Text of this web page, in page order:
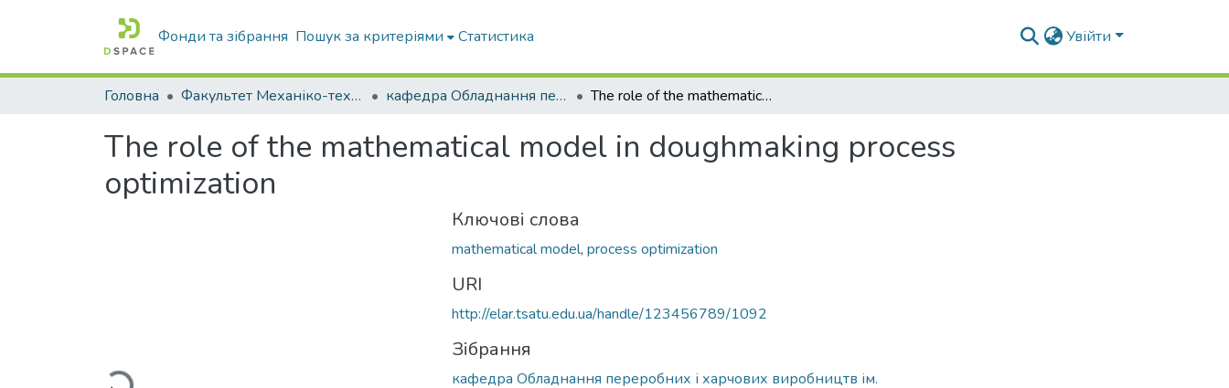
Фонди та зібрання Пошук за критеріями Статистика Увійти
Головна Факультет Механіко-технологічний кафедра Обладнання переробних і харчових виробництв ім. професора Ф.Ю. Ялпачика The role of the mathematical model in doughmaking process optimization
The role of the mathematical model in doughmaking process
optimization
Вантажиться...
Ключові слова
mathematical model, process optimization
URI
http://elar.tsatu.edu.ua/handle/123456789/1092
Зібрання
кафедра Обладнання переробних і харчових виробництв ім.